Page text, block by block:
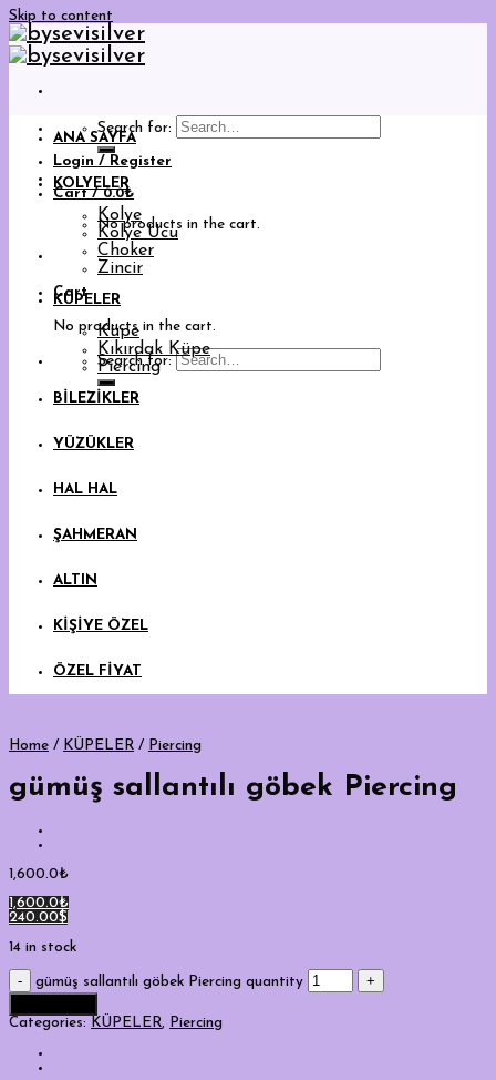
Skip to content
Search for:
Login / Register
Cart /0.0₺
No products in the cart.
Cart
No products in the cart.
Search for:
ANA SAYFA
KOLYELER
Kolye
Kolye Ucu
Choker
Zincir
KÜPELER
Küpe
Kıkırdak Küpe
Piercing
BİLEZİKLER
YÜZÜKLER
HAL HAL
ŞAHMERAN
ALTIN
KİŞİYE ÖZEL
ÖZEL FİYAT
Home / KÜPELER / Piercing
gümüş sallantılı göbek Piercing
1,600.0₺
1,600.0₺
240.00$
14 in stock
gümüş sallantılı göbek Piercing quantity
Categories: KÜPELER, Piercing